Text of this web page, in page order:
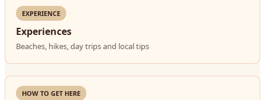
EXPERIENCE
Experiences
Beaches, hikes, day trips and local tips
HOW TO GET HERE